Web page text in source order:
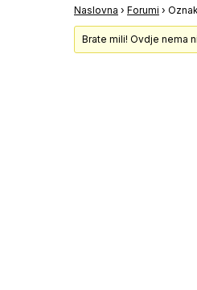
Naslovna › Forumi ›
Brate mili! Ovdje nema